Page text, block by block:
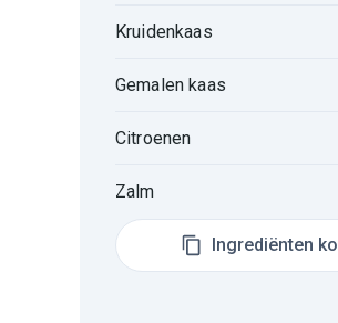
Kruidenkaas
Gemalen kaas
Citroenen
Zalm
Ingrediënten